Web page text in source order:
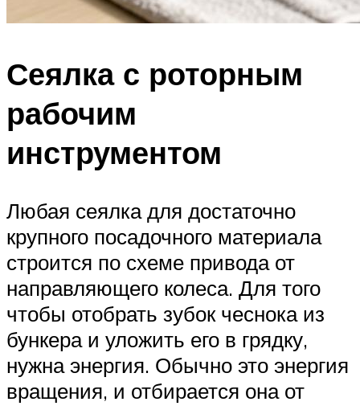
Сеялка с роторным
рабочим
инструментом
Любая сеялка для достаточно
крупного посадочного материала
строится по схеме привода от
направляющего колеса. Для того
чтобы отобрать зубок чеснока из
бункера и уложить его в грядку,
нужна энергия. Обычно это энергия
вращения, и отбирается она от